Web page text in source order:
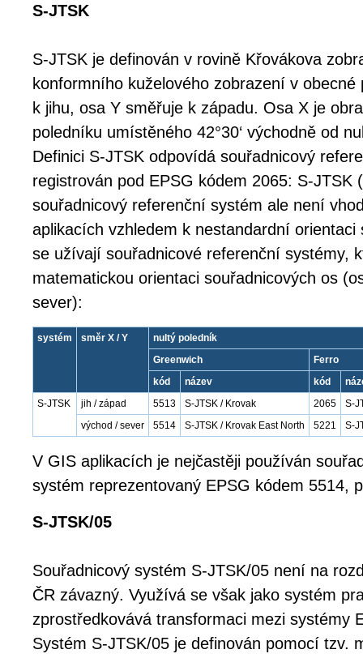
S-JTSK
S-JTSK je definován v rovině Křovákova
konformního kuželového zobrazení v
k jihu, osa Y směřuje k západu. Osa X je
poledníku umístěného 42°30‘ východně od
Definici S-JTSK odpovídá souřadnicový
registrován pod EPSG kódem 2065: S-JTSK
souřadnicový referenční systém ale není
aplikacích vzhledem k nestandardní orientaci
se užívají souřadnicové referenční systémy,
matematickou orientaci souřadnicových os
sever):
systém směr X / Y
nultý poledník
Greenwich
Ferro
kód
název kód
S-JTSK
jih / západ 5513 S-JTSK / Krovak 2065
S-
východ / sever
5514 S-JTSK / Krovak East North 5221 S-
V GIS aplikacích je nejčastěji používán
systém reprezentovaný EPSG kódem 5514,
S-JTSK/05
Souřadnicový systém S-JTSK/05 není na
ČR závazný. Využívá se však jako systém
zprostředkovává transformaci mezi systémy
Systém S-JTSK/05 je definován pomocí tzv.